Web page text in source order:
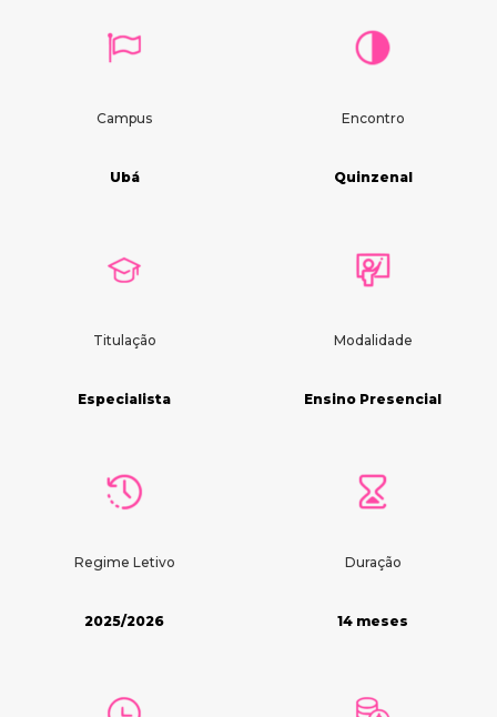
Campus
Ubá
Encontro
Quinzenal
Titulação
Especialista
Modalidade
Ensino Presencial
Regime Letivo
2025/2026
Duração
14 meses